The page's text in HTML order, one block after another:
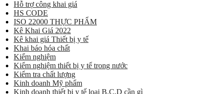
Hỗ trợ công khai giá
HS CODE
ISO 22000 THỰC PHẨM
Kê Khai Giá 2022
Kê khai giá Thiết bị y tế
Khai báo hóa chất
Kiểm nghiệm
Kiểm nghiệm thiết bị y tế trong nước
Kiểm tra chất lượng
Kinh doanh Mỹ phẩm
Kinh doanh thiết bị y tế loại B,C,D cần gì